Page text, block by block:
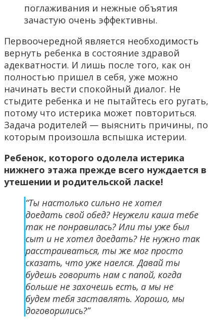
поглаживания и нежные объятия
зачастую очень эффективны.
Первоочередной является необходимость
вернуть ребенка в состояние здравой
адекватности. И лишь после того, как он
полностью пришел в себя, уже можно
начинать вести спокойный диалог. Не
стыдите ребенка и не пытайтесь его ругать,
потому что истерика может повториться.
Задача родителей — выяснить причины, по
которым произошла вспышка истерии.
Ребенок, которого одолела истерика
нижнего этажа прежде всего нуждается в
утешении и родительской ласке!
“Ты настолько сильно не хотел
доедать свой обед? Неужели каша тебе
так не понравилась? Или ты уже был
сыт и не хотел доедать? Не нужно так
расстраиваться, ты же мог просто
сказать, что уже наелся. Давай ты
будешь говорить нам с папой, когда
больше не захочешь есть, а мы не
будем тебя заставлять. Хорошо, мы
договорились?”